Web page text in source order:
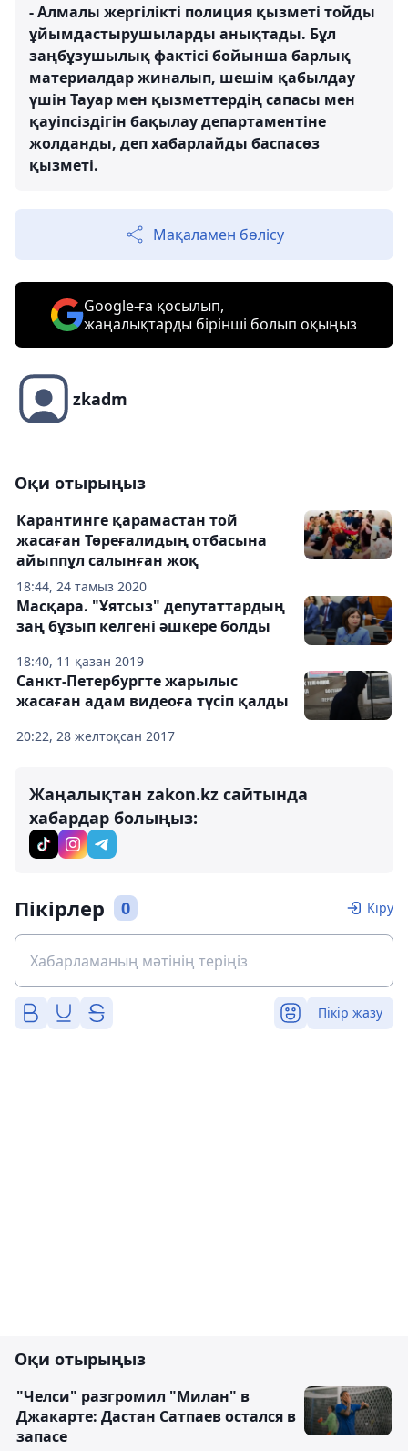
- Алмалы жергілікті полиция қызметі тойды
ұйымдастырушыларды анықтады. Бұл
заңбұзушылық фактісі бойынша барлық
материалдар жиналып, шешім қабылдау
үшін Тауар мен қызметтердің сапасы мен
қауіпсіздігін бақылау департаментіне
жолданды, деп хабарлайды баспасөз
қызметі.
Мақаламен бөлісу
Google-ға қосылып,
жаңалықтарды бірінші болып оқыңыз
zkadm
Оқи отырыңыз
18:44, 24 тамыз 2020
Карантинге қарамастан той
жасаған Төреғалидың отбасына
айыппұл салынған жоқ
18:40, 11 қазан 2019
Масқара. "Ұятсыз" депутаттардың
заң бұзып келгені әшкере болды
20:22, 28 желтоқсан 2017
Санкт-Петербургте жарылыс
жасаған адам видеоға түсіп қалды
Жаңалықтан zakon.kz сайтында
хабардар болыңыз:
Пікірлер 0 Кіру
Пікір жазу
Оқи отырыңыз
"Челси" разгромил "Милан" в
Джакарте: Дастан Сатпаев остался в
запасе